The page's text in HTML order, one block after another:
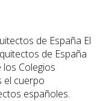
El
de España
los Colegios
el cuerpo
españoles.